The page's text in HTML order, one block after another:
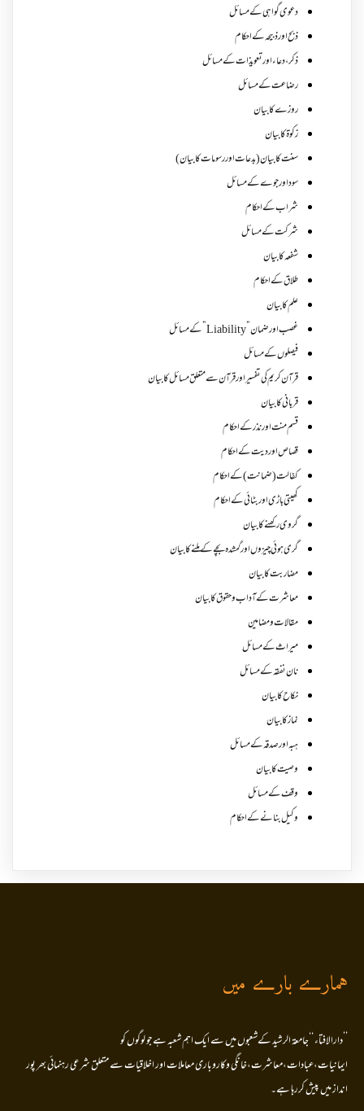
دعوی گواہی کے مسائل
ذبح اور ذبیحہ کے احکام
ذکر،دعاء اور تعویذات کے مسائل
رضاعت کے مسائل
روزے کا بیان
زکوة کابیان
سنت کا بیان (بدعات اور رسومات کا بیان)
سود اور جوے کے مسائل
شراب کے احکام
شرکت کے مسائل
شفعہ کا بیان
طلاق کے احکام
علم کا بیان
غصب اورضمان”Liability” کے مسائل
فیصلوں کے مسائل
قرآن کریم کی تفسیر اور قرآن سے متعلق مسائل کا بیان
قربانی کا بیان
قسم منت اور نذر کے احکام
قصاص اور دیت کے احکام
کفالت (ضمانت) کے احکام
کھیتی باڑی اور بٹائی کے احکام
گروی رکھنے کا بیان
گری ہوئی چیزوں اورگمشدہ بچے کے ملنے کا بیان
مضاربت کا بیان
معاشرت کے آداب و حقوق کا بیان
مقالات ومضامین
میراث کے مسائل
نان نفقہ کے مسائل
نکاح کا بیان
نماز کا بیان
ہبہ اور صدقہ کے مسائل
وصیت کا بیان
وقف کے مسائل
وکیل بنانے کے احکام
ہمارے بارے میں
’’دارالافتاء ‘‘جامعۃ الرشید کےشعبوں میں سے ایک اہم شعبہ ہے جو لوگوں کو
ایمانیات،عبادات،معاشرت،خانگی وکاروباری معاملات اور اخلاقیات سے متعلق شرعی رہنمائی بھر پور
انداز میں پیش کررہا ہے۔